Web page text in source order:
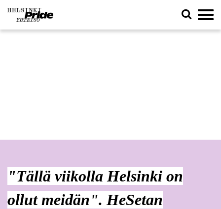
"Tällä viikolla Helsinki on
ollut meidän". HeSetan